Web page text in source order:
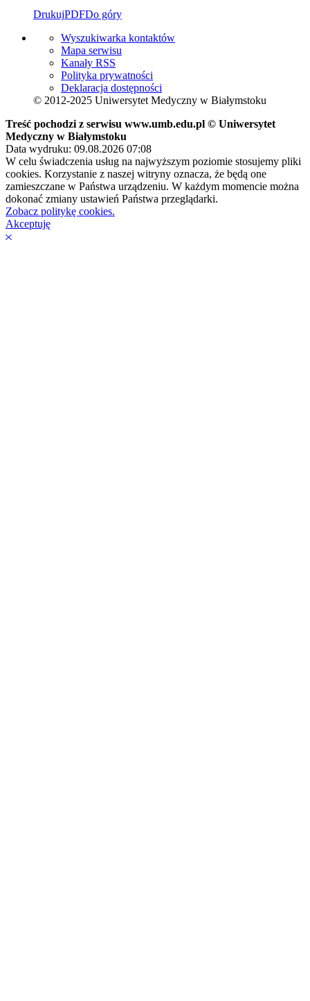
DrukujPDFDo góry
Wyszukiwarka kontaktów
Mapa serwisu
Kanały RSS
Polityka prywatności
Deklaracja dostępności
© 2012-2025 Uniwersytet Medyczny w Białymstoku
Treść pochodzi z serwisu www.umb.edu.pl © Uniwersytet
Medyczny w Białymstoku
Data wydruku: 09.08.2026 07:08
W celu świadczenia usług na najwyższym poziomie stosujemy pliki
cookies. Korzystanie z naszej witryny oznacza, że będą one
zamieszczane w Państwa urządzeniu. W każdym momencie można
dokonać zmiany ustawień Państwa przeglądarki.
Zobacz politykę cookies.
Akceptuję